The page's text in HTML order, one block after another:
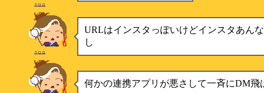
クロロ
URLはインスタっぽいけどインスタあん
し
クロロ
何かの連携アプリが悪さして一斉にDM飛